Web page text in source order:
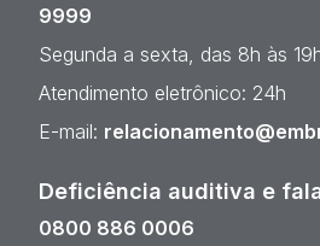
9999
Segunda a sexta, das 8h às
Atendimento eletrônico: 24h
E-mail:
Deficiência auditiva e
0800 886 0006